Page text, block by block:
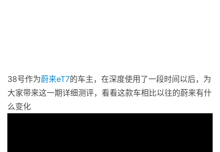
38号作为蔚来eT7的车主，在深度使用了一段时间以后，为
大家带来这一期详细测评，看看这款车相比以往的蔚来有什
么变化